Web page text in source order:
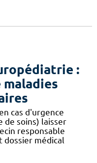
:
cas d'urgence
de soins) laisser
responsable
médical